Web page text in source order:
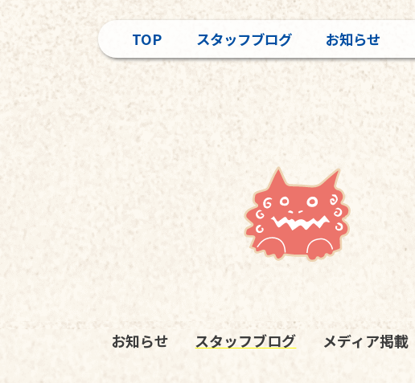
TOP スタッフブログ お知らせ
お知らせ スタッフブログ メディア掲載